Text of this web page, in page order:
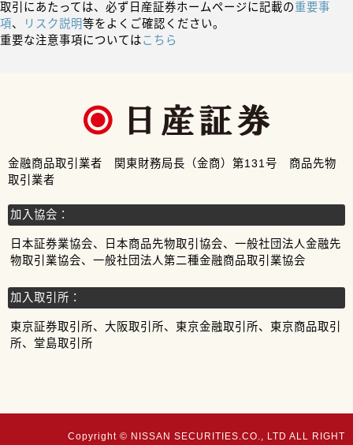
取引にあたっては、必ず日産証券ホームページに記載の重要事
項、 リスク説明等をよくご確認ください。
重要な注意事項についてはこちら
金融商品取引業者 関東財務局長（金商）第131号 商品先物
取引業者
加入協会：
日本証券業協会、日本商品先物取引協会、一般社団法人金融先
物取引業協会、一般社団法人第二種金融商品取引業協会
加入取引所：
東京証券取引所、大阪取引所、東京金融取引所、東京商品取引
所、堂島取引所
Copyright © NISSAN SECURITIES.CO., LTD ALL RIGHT